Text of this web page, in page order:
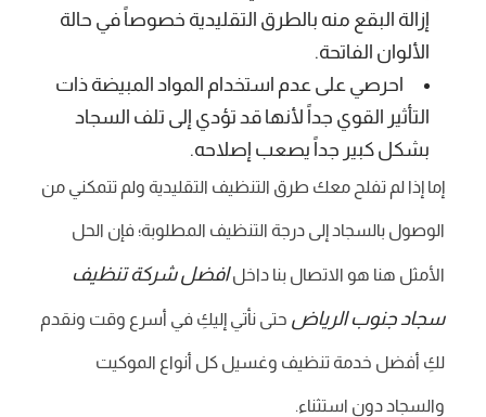
إزالة البقع منه بالطرق التقليدية خصوصاً في حالة
الألوان الفاتحة.
احرصي على عدم استخدام المواد المبيضة ذات
التأثير القوي جداً لأنها قد تؤدي إلى تلف السجاد
بشكل كبير جداً يصعب إصلاحه.
إما إذا لم تفلح معك طرق التنظيف التقليدية ولم تتمكني من
الوصول بالسجاد إلى درجة التنظيف المطلوبة؛ فإن الحل
الأمثل هنا هو الاتصال بنا داخلافضل شركة تنظيف
سجاد جنوب الرياض حتى نأتي إليكِ في أسرع وقت ونقدم
لكِ أفضل خدمة تنظيف وغسيل كل أنواع الموكيت
والسجاد دون استثناء.